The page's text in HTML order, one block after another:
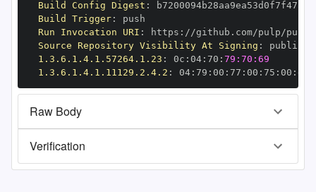
Build Config Digest :
Build Trigger:
Run Invocation URI : https :
Source Repository Visibility At Signing :
1.3.6.1.4.1.57264.1.23 : 0c : 04: 70 : 79:70:69
1.3.6.1.4.1.11129.2.4.2 : 04: 79 : 00 : 77 : 00 : 75 : 00 : dd
Raw Body
Verification